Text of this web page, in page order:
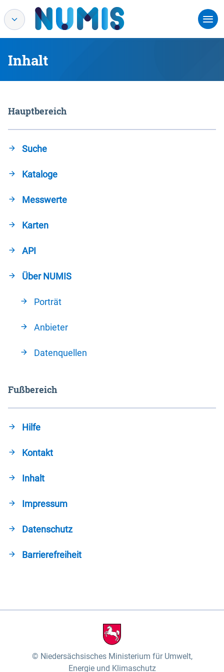
Inhalt
Hauptbereich
Suche
Kataloge
Messwerte
Karten
API
Über NUMIS
Porträt
Anbieter
Datenquellen
Fußbereich
Hilfe
Kontakt
Inhalt
Impressum
Datenschutz
Barrierefreiheit
Niedersächsisches Ministerium für Umwelt,
Energie und Klimaschutz